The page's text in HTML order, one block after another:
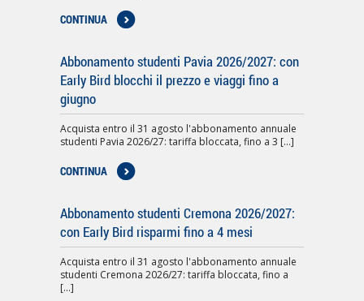
CONTINUA
Abbonamento studenti Pavia 2026/2027: con
Early Bird blocchi il prezzo e viaggi fino a
giugno
Acquista entro il 31 agosto l'abbonamento annuale
studenti Pavia 2026/27: tariffa bloccata, fino a 3 [...]
CONTINUA
Abbonamento studenti Cremona 2026/2027:
con Early Bird risparmi fino a 4 mesi
Acquista entro il 31 agosto l'abbonamento annuale
studenti Cremona 2026/27: tariffa bloccata, fino a
[...]